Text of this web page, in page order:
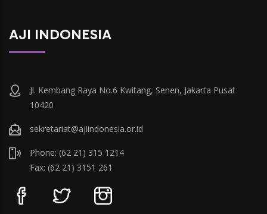
AJI INDONESIA
Jl. Kembang Raya No.6 Kwitang, Senen, Jakarta Pusat
10420
sekretariat@ajiindonesia.or.id
Phone: (62 21) 315 1214
Fax: (62 21) 3151 261